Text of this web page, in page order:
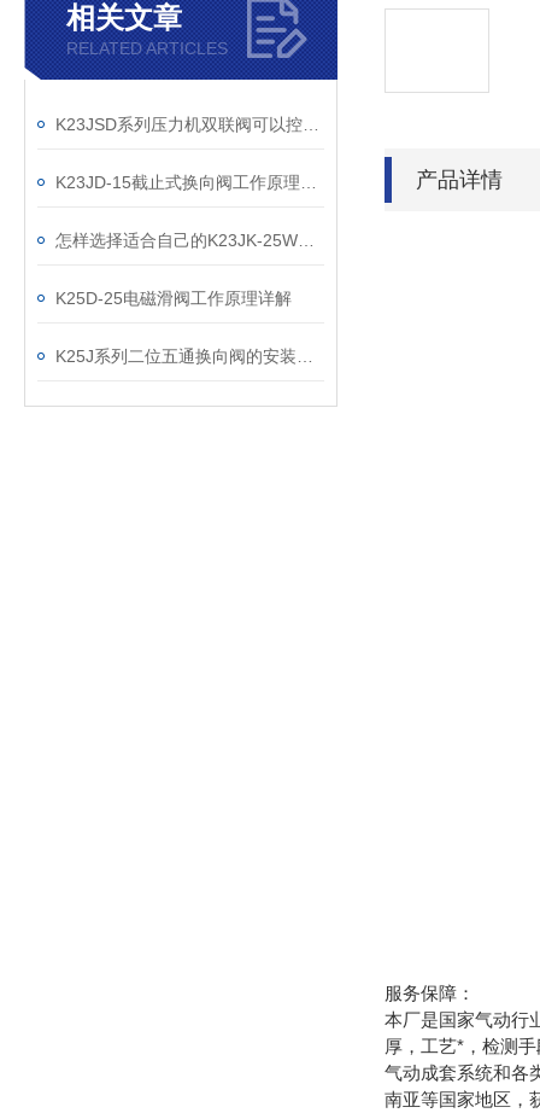
相关文章
RELATED ARTICLES
K25D-25电磁滑阀工作原理详解
产品详情
服务保障：
本厂是国家气动行
厚，工艺*，检测
气动成套系统和各
南亚等国家地区，